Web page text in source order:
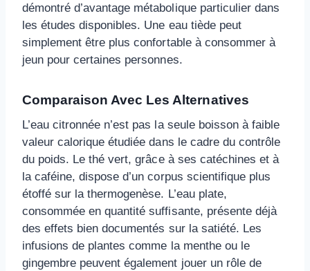
démontré d’avantage métabolique particulier dans
les études disponibles. Une eau tiède peut
simplement être plus confortable à consommer à
jeun pour certaines personnes.
Comparaison Avec Les Alternatives
L’eau citronnée n’est pas la seule boisson à faible
valeur calorique étudiée dans le cadre du contrôle
du poids. Le thé vert, grâce à ses catéchines et à
la caféine, dispose d’un corpus scientifique plus
étoffé sur la thermogenèse. L’eau plate,
consommée en quantité suffisante, présente déjà
des effets bien documentés sur la satiété. Les
infusions de plantes comme la menthe ou le
gingembre peuvent également jouer un rôle de